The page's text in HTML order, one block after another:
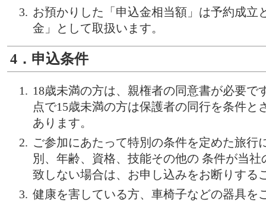
お預かりした「申込金相当額」は予約成立
金」として取扱います。
4．申込条件
18歳未満の方は、親権者の同意書が必要で
点で15歳未満の方は保護者の同行を条件と
あります。
ご参加にあたって特別の条件を定めた旅行
別、年齢、資格、技能その他の 条件が当
致しない場合は、お申し込みをお断りする
健康を害している方、車椅子などの器具を